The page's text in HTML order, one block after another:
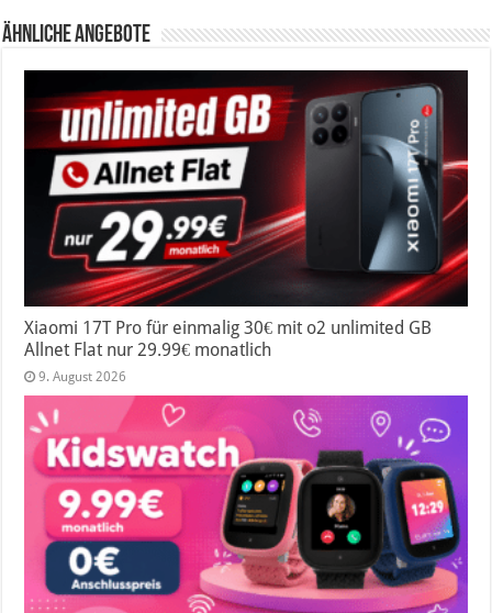
Ähnliche Angebote
Xiaomi 17T Pro für einmalig 30€ mit o2 unlimited GB
Allnet Flat nur 29.99€ monatlich
9. August 2026